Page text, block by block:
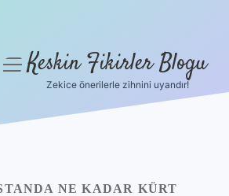
menüyüKeskin Fikirler Blogu
Zekice önerilerle zihnini uyandır!
NE KADAR KÜRT